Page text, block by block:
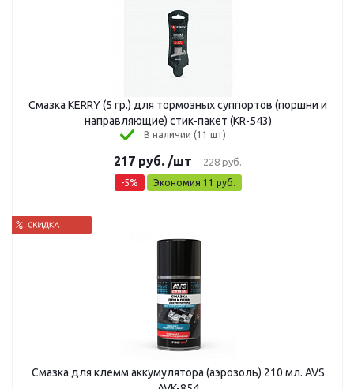
Смазка KERRY (5 гр.) для тормозных суппортов (поршни и
направляющие) стик-пакет (KR-543)
В наличии (11 шт)
217 руб. /шт 228руб.
-5% Экономия 11 руб.
Смазка для клемм аккумулятора (аэрозоль) 210 мл. AVS